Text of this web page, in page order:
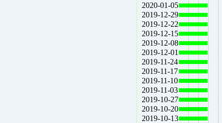
2020-01-05
2019-12-29
2019-12-22
2019-12-15
2019-12-08
2019-12-01
2019-11-24
2019-11-17
2019-11-10
2019-11-03
2019-10-27
2019-10-20
2019-10-13